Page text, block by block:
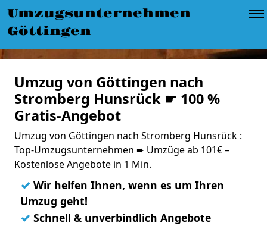
Umzugsunternehmen
Göttingen
Umzug von Göttingen nach
Stromberg Hunsrück ☛ 100 %
Gratis-Angebot
Umzug von Göttingen nach Stromberg Hunsrück :
Top-Umzugsunternehmen ➨ Umzüge ab 101€ –
Kostenlose Angebote in 1 Min.
✓ Wir helfen Ihnen, wenn es um Ihren
Umzug geht!
✓ Schnell & unverbindlich Angebote